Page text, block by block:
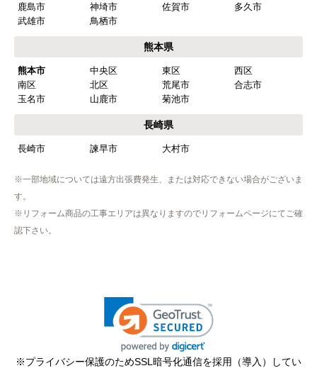
鹿島市
神埼市 佐賀市
多久市
武雄市
鳥栖市
熊本県
熊本市 中央区 東区
西区
南区
北区 荒尾市
合志市
玉名市
山鹿市 菊池市
長崎県
長崎市 諫早市 大村市
※一部地域については遠方出張費発生、または対応できない場合がございま
す。
※リフォーム商品の工事エリアは異なりますのでリフォームページにてご確
認下さい。
※プライバシー保護のためSSL暗号化通信を採用（導入）してい